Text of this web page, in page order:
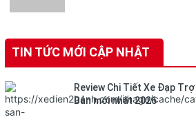
TIN TỨC MỚI CẬP NHẬT
Review Chi Tiết Xe Đạp
Bản mới nhất 2026